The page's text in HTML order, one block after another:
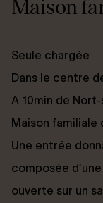
Seule chargée
Dans le centre
A 10min de
Maison familiale
Une entrée
composée
ouverte sur un